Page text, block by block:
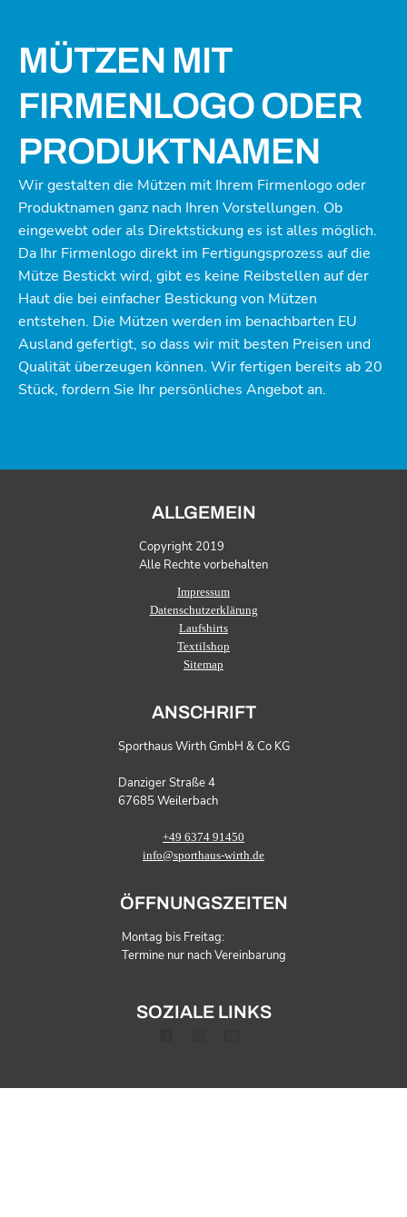
MÜTZEN MIT
FIRMENLOGO ODER
PRODUKTNAMEN
Wir gestalten die Mützen mit Ihrem Firmenlogo oder
Produktnamen ganz nach Ihren Vorstellungen. Ob
eingewebt oder als Direktstickung es ist alles möglich.
Da Ihr Firmenlogo direkt im Fertigungsprozess auf die
Mütze Bestickt wird, gibt es keine Reibstellen auf der
Haut die bei einfacher Bestickung von Mützen
entstehen. Die Mützen werden im benachbarten EU
Ausland gefertigt, so dass wir mit besten Preisen und
Qualität überzeugen können. Wir fertigen bereits ab 20
Stück, fordern Sie Ihr persönliches Angebot an.
ALLGEMEIN
Copyright 2019
Alle Rechte vorbehalten
Impressum
Datenschutzerklärung
Laufshirts
Textilshop
Sitemap
ANSCHRIFT
Sporthaus Wirth GmbH & Co KG
Danziger Straße 4
67685 Weilerbach
+49 6374 91450
info@sporthaus-wirth.de
ÖFFNUNGSZEITEN
Montag bis Freitag:
Termine nur nach Vereinbarung
SOZIALE LINKS